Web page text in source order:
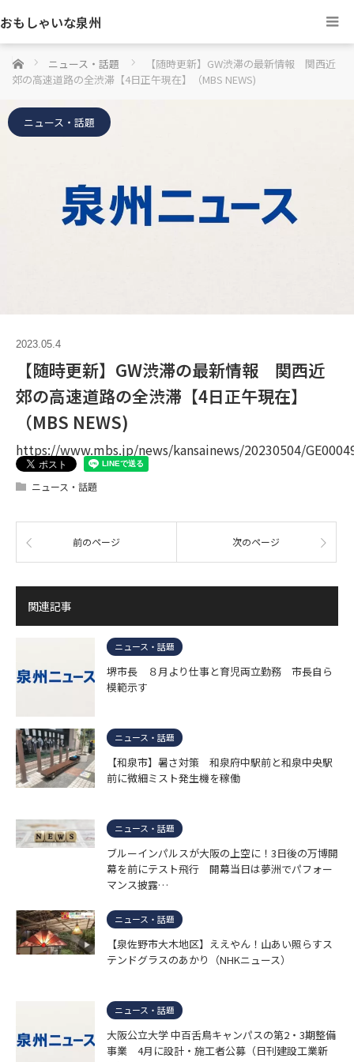
おもしゃいな泉州
ホーム ニュース・話題
【随時更新】GW渋滞の最新情報 関西近
郊の高速道路の全渋滞【4日正午現在】（MBS NEWS)
ニュース・話題
2023.05.4
【随時更新】GW渋滞の最新情報 関西近
郊の高速道路の全渋滞【4日正午現在】
（MBS NEWS)
https://www.mbs.jp/news/kansainews/20230504/
ニュース・話題
前のページ 次のページ
関連記事
ニュース・話題
堺市長 ８月より仕事と育児両立勤務 市長自ら
模範示す
ニュース・話題
【和泉市】暑さ対策 和泉府中駅前と和泉中央駅
前に微細ミスト発生機を稼働
ニュース・話題
ブルーインパルスが大阪の上空に！3日後の万博開
幕を前にテスト飛行 開幕当日は夢洲でパフォー
マンス披露…
ニュース・話題
【泉佐野市大木地区】ええやん！山あい照らすス
テンドグラスのあかり（NHKニュース）
ニュース・話題
大阪公立大学 中百舌鳥キャンパスの第2・3期整備
事業 4月に設計・施工者公募（日刊建設工業新